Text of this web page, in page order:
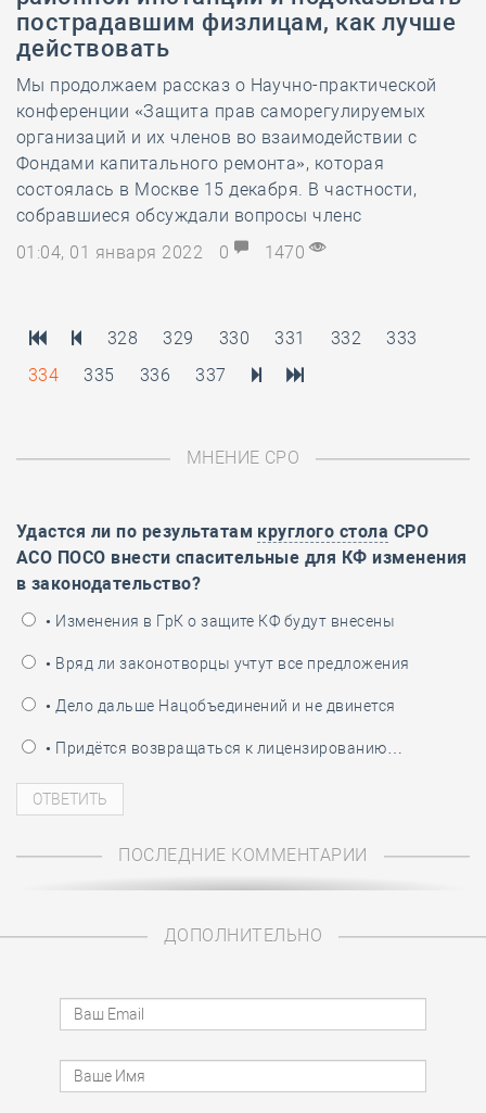
пострадавшим физлицам, как лучше
действовать
Мы продолжаем рассказ о Научно-практической
конференции «Защита прав саморегулируемых
организаций и их членов во взаимодействии с
Фондами капитального ремонта», которая
состоялась в Москве 15 декабря. В частности,
собравшиеся обсуждали вопросы членс
01:04, 01 января 2022
0 1470
328 329 330 331 332
333
334
335 336 337
МНЕНИЕ СРО
Удастся ли по результатам круглого стола СРО
АСО ПОСО внести спасительные для КФ изменения
в законодательство?
• Изменения в ГрК о защите КФ будут внесены
• Вряд ли законотворцы учтут все предложения
• Дело дальше Нацобъединений и не двинется
• Придётся возвращаться к лицензированию…
ПОСЛЕДНИЕ КОММЕНТАРИИ
ДОПОЛНИТЕЛЬНО